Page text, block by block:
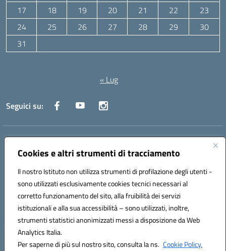
Cookies e altri strumenti di tracciamento
Il nostro Istituto non utilizza strumenti di profilazione degli utenti -
sono utilizzati esclusivamente cookies tecnici necessari al
corretto funzionamento del sito, alla fruibilità dei servizi
istituzionali e alla sua accessibilità – sono utilizzati, inoltre,
strumenti statistici anonimizzati messi a disposizione da Web
Analytics Italia.
Per saperne di più sul nostro sito, consulta la ns. Cookie Policy.
17
18 19 20 21 22
23
24
25 26 27 28 29
30
31
« Lug
Seguici su:
Indirizzo:Via Canale 1, Ancona
Centralino:071 204723 Email:anpc010006@istruzione.it
Codice fiscale: 93020970427
Codice meccanografico:
ANPC010006
Codice unico di fatturazione (CUF): UFBE6V
Hosting & Powered by 3D Solution S.r.l.